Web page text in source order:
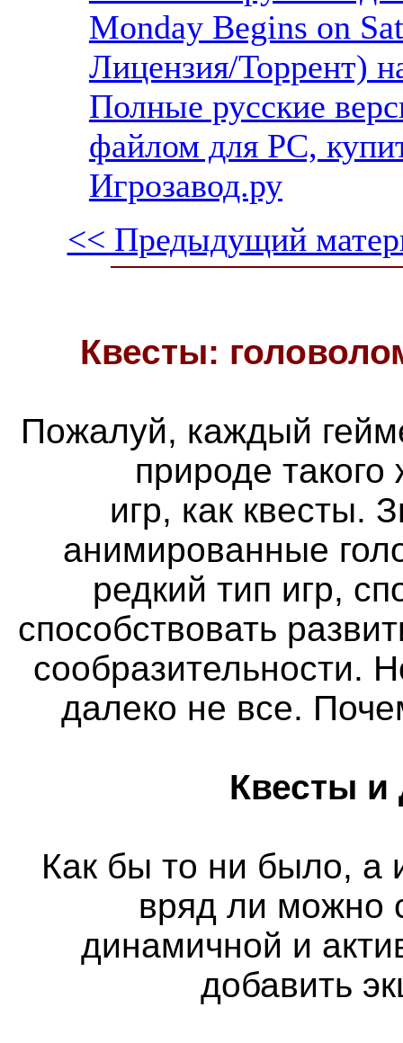
Monday Begins on
Лицензия/Торрент)
Полные русские
файлом для PC,
Игрозавод.ру
<< Предыдущий
Квесты:
Пожалуй, каждый
природе
игр, как квесты.
анимированные
редкий тип игр,
способствовать
сообразительности.
далеко не все.
Квесты и
Как бы то ни было, а
вряд ли можно
динамичной и
добавить